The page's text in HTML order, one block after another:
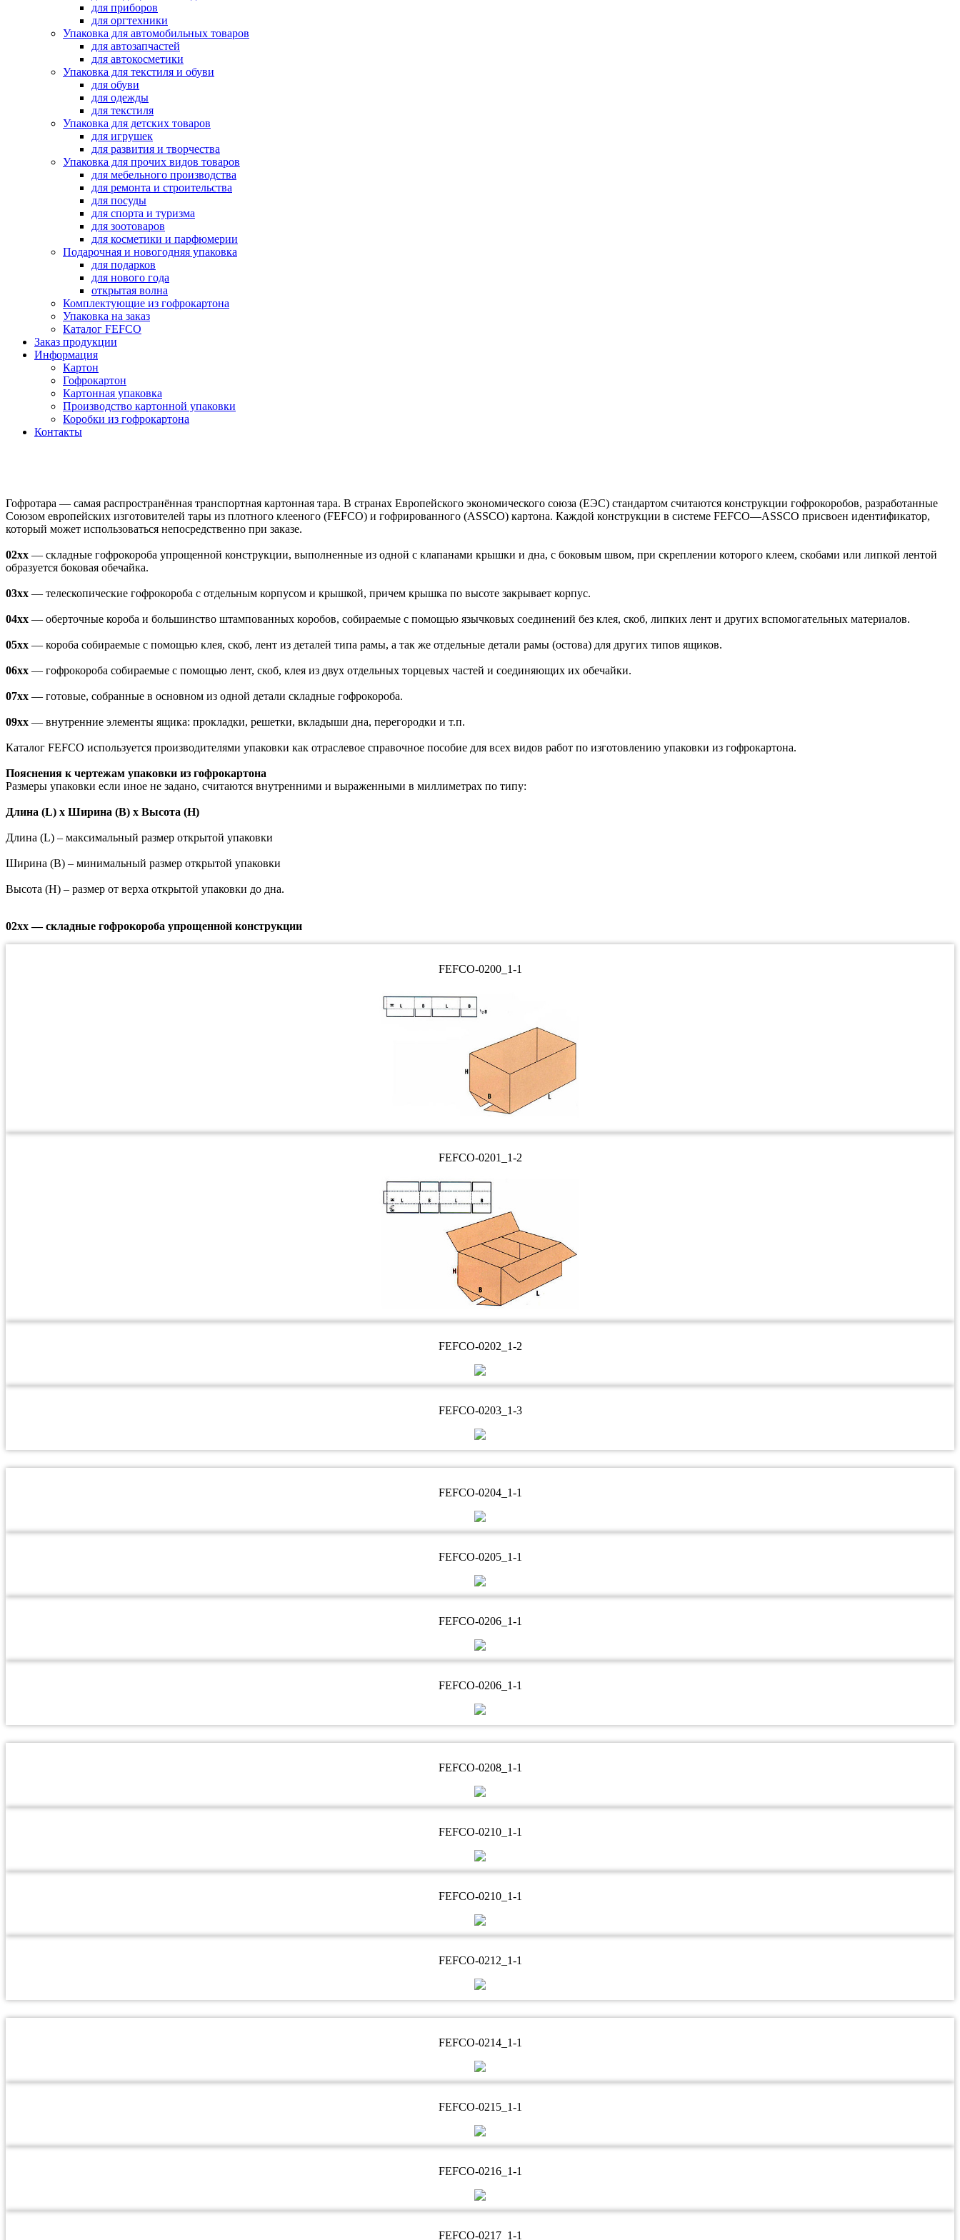
для приборов
для оргтехники
Упаковка для автомобильных товаров
для автозапчастей
для автокосметики
Упаковка для текстиля и обуви
для обуви
для одежды
для текстиля
Упаковка для детских товаров
для игрушек
для развития и творчества
Упаковка для прочих видов товаров
для мебельного производства
для ремонта и строительства
для посуды
для спорта и туризма
для зоотоваров
для косметики и парфюмерии
Подарочная и новогодняя упаковка
для подарков
для нового года
открытая волна
Комплектующие из гофрокартона
Упаковка на заказ
Каталог FEFCO
Заказ продукции
Информация
Картон
Гофрокартон
Картонная упаковка
Производство картонной упаковки
Коробки из гофрокартона
Контакты
Гофротара — самая распространённая транспортная картонная тара. В странах Европейского экономического союза (ЕЭС) стандартом считаются конструкции гофрокоробов, разработанные
Союзом европейских изготовителей тары из плотного клееного (FEFCO) и гофрированного (ASSCO) картона. Каждой конструкции в системе FEFCO—ASSCO присвоен идентификатор,
который может использоваться непосредственно при заказе.
02xx — складные гофрокороба упрощенной конструкции, выполненные из одной с клапанами крышки и дна, с боковым швом, при скреплении которого клеем, скобами или липкой лентой
образуется боковая обечайка.
03xx — телескопические гофрокороба с отдельным корпусом и крышкой, причем крышка по высоте закрывает корпус.
04xx — оберточные короба и большинство штампованных коробов, собираемые с помощью язычковых соединений без клея, скоб, липких лент и других вспомогательных материалов.
05xx — короба собираемые с помощью клея, скоб, лент из деталей типа рамы, а так же отдельные детали рамы (остова) для других типов ящиков.
06xx — гофрокороба собираемые с помощью лент, скоб, клея из двух отдельных торцевых частей и соединяющих их обечайки.
07xx — готовые, собранные в основном из одной детали складные гофрокороба.
09xx — внутренние элементы ящика: прокладки, решетки, вкладыши дна, перегородки и т.п.
Каталог FEFCO используется производителями упаковки как отраслевое справочное пособие для всех видов работ по изготовлению упаковки из гофрокартона.
Пояснения к чертежам упаковки из гофрокартона
Размеры упаковки если иное не задано, считаются внутренними и выраженными в миллиметрах по типу:
Длина (L) x Ширина (B) x Высота (H)
Длина (L) – максимальный размер открытой упаковки
Ширина (B) – минимальный размер открытой упаковки
Высота (H) – размер от верха открытой упаковки до дна.
02xx — складные гофрокороба упрощенной конструкции
FEFCO-0200_1-1
FEFCO-0201_1-2
FEFCO-0202_1-2
FEFCO-0203_1-3
FEFCO-0204_1-1
FEFCO-0205_1-1
FEFCO-0206_1-1
FEFCO-0206_1-1
FEFCO-0208_1-1
FEFCO-0210_1-1
FEFCO-0210_1-1
FEFCO-0212_1-1
FEFCO-0214_1-1
FEFCO-0215_1-1
FEFCO-0216_1-1
FEFCO-0217_1-1